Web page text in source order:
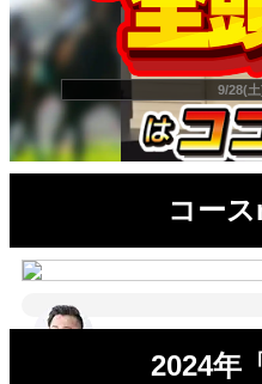
9/28(
コー
2024年